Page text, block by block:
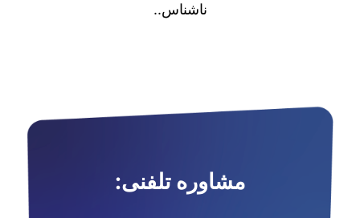
ناشناس..
مشاوره تلفنی: